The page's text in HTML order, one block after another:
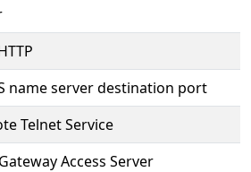
name server destination port
Telnet Service
Access Server